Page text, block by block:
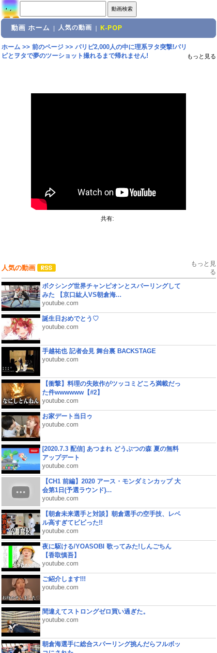
動画 ホーム 人気の動画 K-POP
ホーム>> 前のページ>> パリピ2,000人の中に理系ヲタ突撃!パリ
ピとヲタで夢のツーショット撮れるまで帰れません!
もっと見る
共有:
人気の動画
もっと見
る
ボクシング世界チャンピオンとスパーリングして
みた 【京口紘人VS朝倉海...
youtube.com
誕生日おめでとう♡
youtube.com
手越祐也 記者会見 舞台裏 BACKSTAGE
youtube.com
【衝撃】料理の失敗作がツッコミどころ満載だっ
た件wwwwww【#2】
youtube.com
お家デート当日ゥ
youtube.com
[2020.7.3 配信] あつまれ どうぶつの森 夏の無料
アップデート
youtube.com
【CH1 前編】2020 アース・モンダミンカップ 大
会第1日(予選ラウンド)...
youtube.com
【朝倉未来選手と対談】朝倉選手の空手技、レベ
ル高すぎてビビった!!
youtube.com
夜に駆ける/YOASOBI 歌ってみた!しんごちん
【香取慎吾】
youtube.com
ご紹介します!!!
youtube.com
間違えてストロングゼロ買い過ぎた。
youtube.com
朝倉海選手に総合スパーリング挑んだらフルボッ